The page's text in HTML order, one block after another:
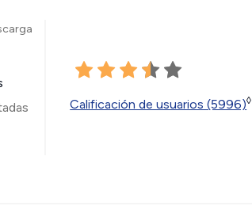
Calificación de usuarios (5996)◊